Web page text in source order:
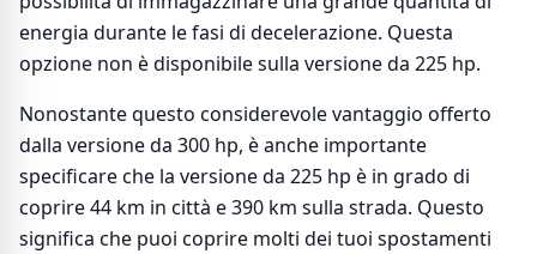
energia durante le fasi di decelerazione. Questa
opzione non è disponibile sulla versione da 225 hp.
Nonostante questo considerevole vantaggio offerto
dalla versione da 300 hp, è anche importante
specificare che la versione da 225 hp è in grado di
coprire 44 km in città e 390 km sulla strada. Questo
significa che puoi coprire molti dei tuoi spostamenti